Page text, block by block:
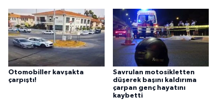
Otomobiller kavşakta
çarpıştı!
Savrulan motosikletten
düşerek başını kaldırıma
çarpan genç hayatını
kaybetti